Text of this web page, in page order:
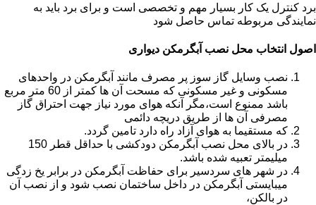
برد کنترل یک کار بسیار مهم و تخصصی است و برای برد باید به
نمایندگی مربوطه تماس حاصل شود
اصول انتخاب محل نصب آبگرمکن دیواری
نصب وسایل گاز سوز پر مصرف مانند آبگرمکن در واحدهای
مسکونی و غیر مسکونی که مسحت آن ها کمتر از 60 متر مربع
باشد ممنوع است،مگر آنکه هوای مورد نیاز جهت احتراق گاز
مصرفی آن ها از طریق دریچه دائمی
که مستقیما به هوای آزاد راه دارد تامین گردد.
در بالای محل نصب آبگرمکن دودکشی با حداقل قطر 150
میلیمتر تعبیه شده باشد.
در شهر های سردسیر برای حفاظت آبگرمکن در برابر یخ زدگی
میبایستی آبگرمکن در داخل ساختمان نصب شود و از نصب آن
در بالکن،